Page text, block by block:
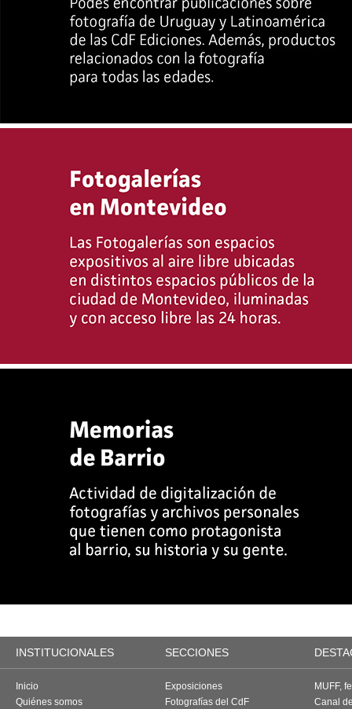
INSTITUCIONALES SECCIONES
Inicio
Quiénes somos
Exposiciones
Fotografías del CdF
MUFF,
Canal